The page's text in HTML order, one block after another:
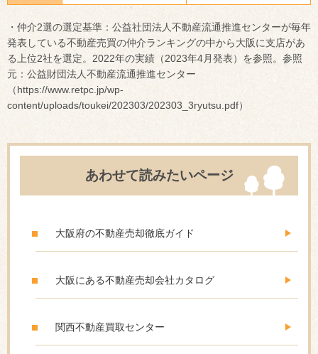
・仲介2選の選定基準：公益社団法人不動産流通推進センターが毎年
発表している不動産売買の仲介ランキングの中から大阪に支店があ
る上位2社を選定。2022年の実績（2023年4月発表）を参照。参照
元：公益財団法人不動産流通推進センター
（https://www.retpc.jp/wp-
content/uploads/toukei/202303/202303_3ryutsu.pdf）
あわせて読みたいページ
大阪府の不動産売却徹底ガイド
大阪にある不動産売却会社カタログ
関西不動産買取センター